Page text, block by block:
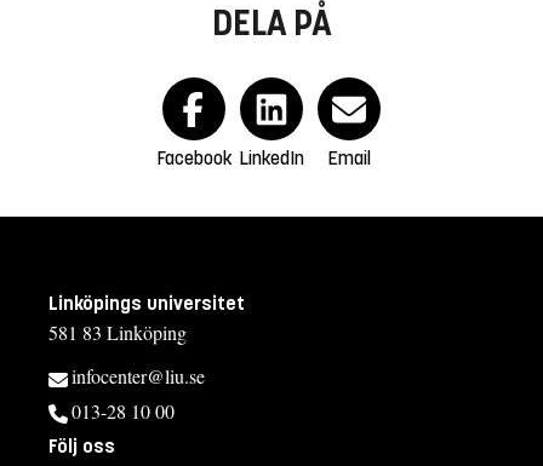
DELA PÅ
Facebook LinkedIn Email
Linköpings universitet
581 83 Linköping
infocenter@liu.se
013-28 10 00
Följ oss